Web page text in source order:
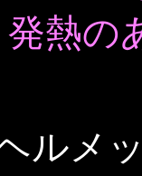
熱の
ルメ